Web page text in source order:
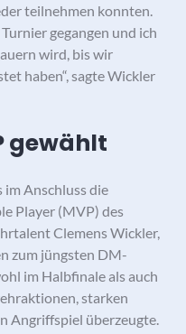
teilnehmen konnten.
gegangen und ich
wird, bis wir
haben“, sagte Wickler
gewählt
im Anschluss die
Player (MVP) des
Clemens Wickler,
zum jüngsten DM-
im Halbfinale als auch
starken
Angriffspiel überzeugte.